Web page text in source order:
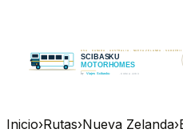
Inicio›Rutas›Nueva Zelanda›